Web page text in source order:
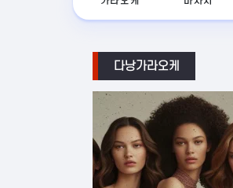
다낭가라오케